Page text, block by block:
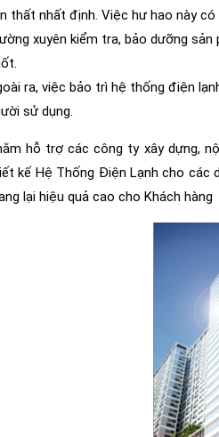
thất nhất định. Việc hư hao này có
xuyên kiểm tra, bảo dưỡng
ra, việc bảo trì hệ thống điện
sử dụng.
hỗ trợ các công ty xây dựng,
kế Hệ Thống Điện Lạnh cho các
lại hiệu quả cao cho Khách hàng